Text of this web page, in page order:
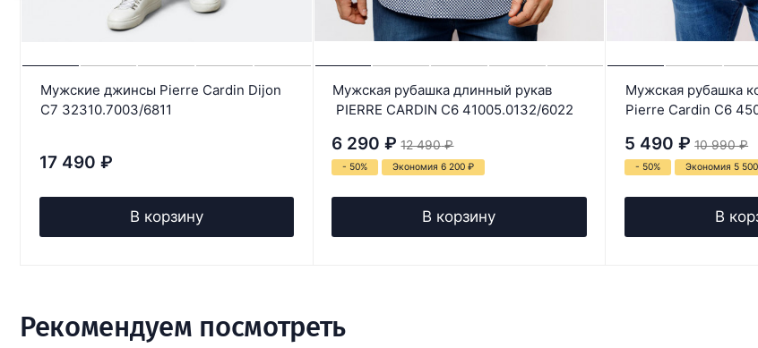
Мужские джинсы Pierre Cardin Dijon
C7 32310.7003/6811
17 490 ₽
В корзину
Мужская рубашка длинный рукав
PIERRE CARDIN C6 41005.0132/6022
6 290 ₽ 12 490 ₽
- 50% Экономия 6 200₽
В корзину
Мужская рубашка
Pierre Cardin C6
5 490 ₽ 10 990 ₽
- 50% Экономия 5
В
Рекомендуем посмотреть